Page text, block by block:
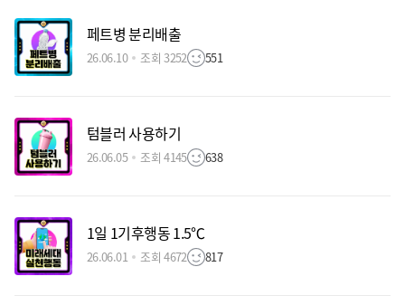
페트병 분리배출
26.06.10 조회 3252 551
텀블러 사용하기
26.06.05 조회 4145 638
1일 1기후행동 1.5℃
26.06.01 조회 4672 817